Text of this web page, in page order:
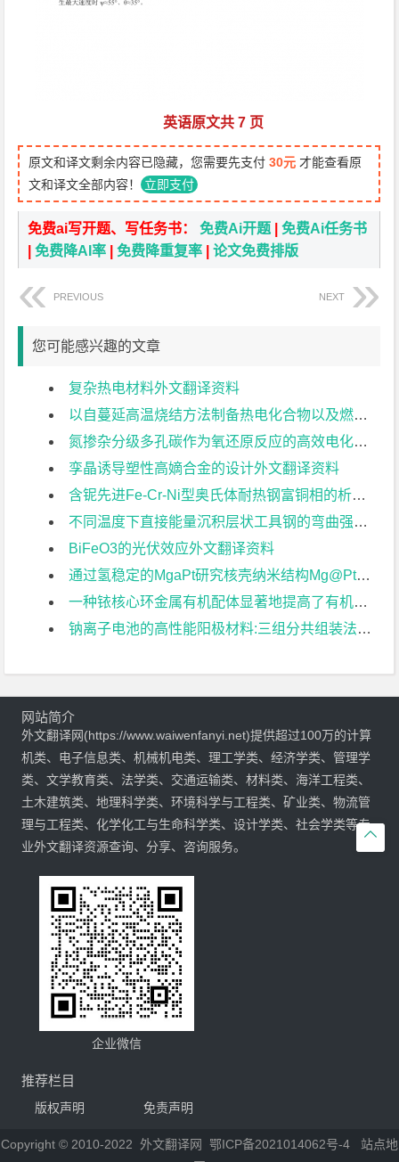
英语原文共 7 页
原文和译文剩余内容已隐藏，您需要先支付30元 才能查看原
文和译文全部内容！ 立即支付
免费ai写开题、写任务书：免费Ai开题 |免费Ai任务书
|免费降AI率 |免费降重复率 |论文免费排版
PREVIOUS NEXT
您可能感兴趣的文章
复杂热电材料外文翻译资料
以自蔓延高温烧结方法制备热电化合物以及燃烧合成的新标准外文翻译资料
氮掺杂分级多孔碳作为氧还原反应的高效电化学催化剂的研究外文翻译资料
孪晶诱导塑性高嫡合金的设计外文翻译资料
含铌先进Fe-Cr-Ni型奥氏体耐热钢富铜相的析出强化在超临界电厂的应用外文翻译资料
不同温度下直接能量沉积层状工具钢的弯曲强度外文翻译资料
BiFeO3的光伏效应外文翻译资料
通过氢稳定的MgaPt研究核壳纳米结构Mg@Pt中快速“氢泵”的可视化外文翻译资料
一种铱核心环金属有机配体显著地提高了有机太阳能电池 的光伏性能外文翻译资料
钠离子电池的高性能阳极材料:三组分共组装法制备层次多孔碳外文翻译资料

网站简介
外文翻译网(https://www.waiwenfanyi.net)提供超过100万的计算
机类、电子信息类、机械机电类、理工学类、经济学类、管理学
类、文学教育类、法学类、交通运输类、材料类、海洋工程类、
土木建筑类、地理科学类、环境科学与工程类、矿业类、物流管
理与工程类、化学化工与生命科学类、设计学类、社会学类等专
业外文翻译资源查询、分享、咨询服务。
企业微信
推荐栏目
版权声明 免责声明
Copyright © 2010-2022 外文翻译网 鄂ICP备2021014062号-4
站点地